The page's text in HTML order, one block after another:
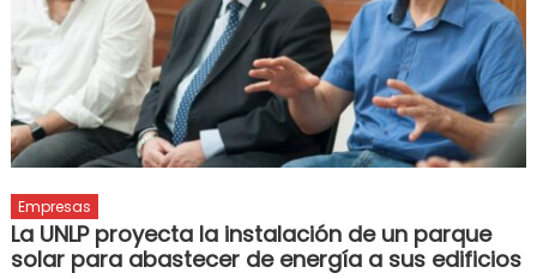
Empresas
La UNLP proyecta la instalación de un parque
solar para abastecer de energía a sus edificios